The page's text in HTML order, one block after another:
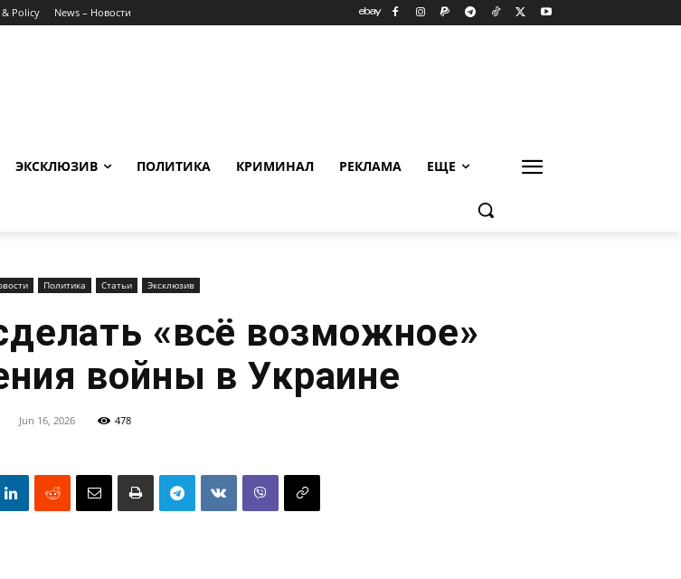
Policy News – Новости
ЭКСКЛЮЗИВ ПОЛИТИКА КРИМИНАЛ РЕКЛАМА ЕЩЕ
Политика Статьи Эксклюзив
«всё возможное»
войны в Украине
Jun 16, 2026 478